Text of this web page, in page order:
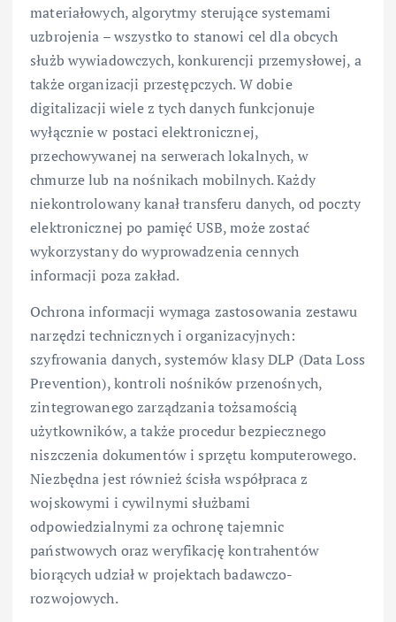
materiałowych, algorytmy sterujące systemami
uzbrojenia – wszystko to stanowi cel dla obcych
służb wywiadowczych, konkurencji przemysłowej, a
także organizacji przestępczych. W dobie
digitalizacji wiele z tych danych funkcjonuje
wyłącznie w postaci elektronicznej,
przechowywanej na serwerach lokalnych, w
chmurze lub na nośnikach mobilnych. Każdy
niekontrolowany kanał transferu danych, od poczty
elektronicznej po pamięć USB, może zostać
wykorzystany do wyprowadzenia cennych
informacji poza zakład.
Ochrona informacji wymaga zastosowania zestawu
narzędzi technicznych i organizacyjnych:
szyfrowania danych, systemów klasy DLP (Data Loss
Prevention), kontroli nośników przenośnych,
zintegrowanego zarządzania tożsamością
użytkowników, a także procedur bezpiecznego
niszczenia dokumentów i sprzętu komputerowego.
Niezbędna jest również ścisła współpraca z
wojskowymi i cywilnymi służbami
odpowiedzialnymi za ochronę tajemnic
państwowych oraz weryfikację kontrahentów
biorących udział w projektach badawczo-
rozwojowych.